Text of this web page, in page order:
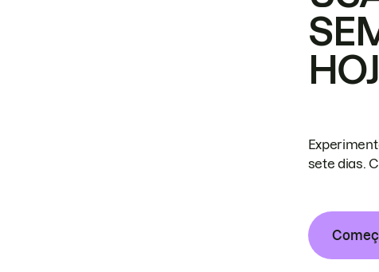
sete dias.